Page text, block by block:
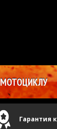
Гарантия